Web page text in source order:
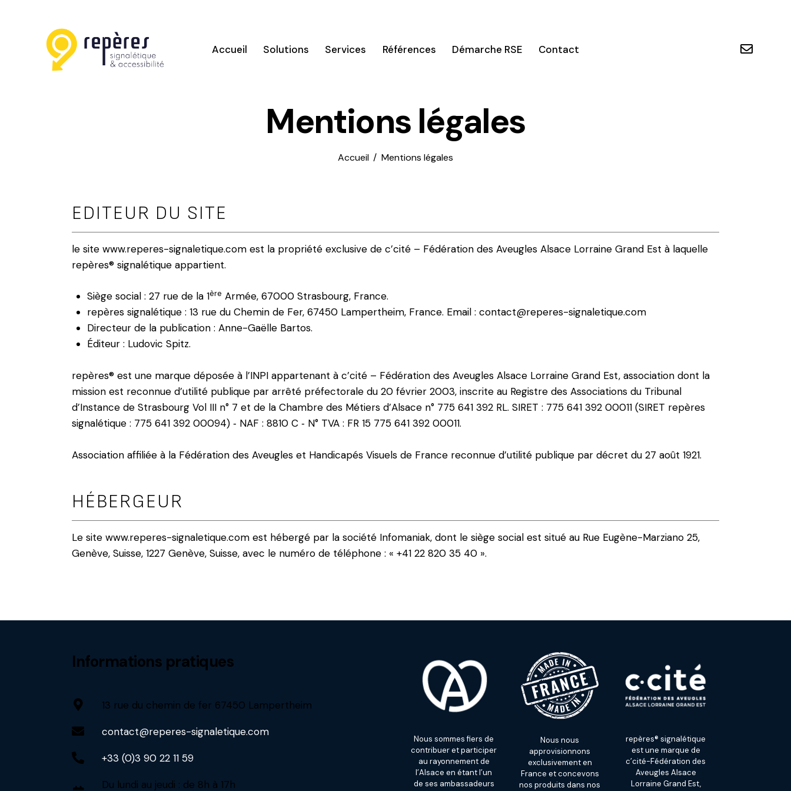
Accueil Solutions Services Références Démarche RSE Contact
Mentions légales
Accueil Mentions légales
EDITEUR DU SITE
le site www.reperes-signaletique.com est la propriété exclusive de c’cité – Fédération des Aveugles Alsace Lorraine Grand Est à laquelle
repères® signalétique appartient.
Siège social : 27 rue de la 1ère Armée, 67000 Strasbourg, France.
repères signalétique : 13 rue du Chemin de Fer, 67450 Lampertheim, France. Email : contact@reperes-signaletique.com
Directeur de la publication : Anne-Gaëlle Bartos.
Éditeur : Ludovic Spitz.
repères® est une marque déposée à l’INPI appartenant à c’cité – Fédération des Aveugles Alsace Lorraine Grand Est, association dont la
mission est reconnue d’utilité publique par arrêté préfectorale du 20 février 2003, inscrite au Registre des Associations du Tribunal
d’Instance de Strasbourg Vol III n° 7 et de la Chambre des Métiers d’Alsace n° 775 641 392 RL. SIRET : 775 641 392 00011 (SIRET repères
signalétique : 775 641 392 00094) ‐ NAF : 8810 C ‐ N° TVA : FR 15 775 641 392 00011.
Association affiliée à la Fédération des Aveugles et Handicapés Visuels de France reconnue d’utilité publique par décret du 27 août 1921.
HÉBERGEUR
Le site www.reperes-signaletique.com est hébergé par la société Infomaniak, dont le siège social est situé au Rue Eugène-Marziano 25,
Genève, Suisse, 1227 Genève, Suisse, avec le numéro de téléphone : « +41 22 820 35 40 ».
Informations pratiques
13 rue du chemin de fer 67450 Lampertheim
contact@reperes-signaletique.com
+33 (0)3 90 22 11 59
Du lundi au jeudi : de 8h à 17h
Nous sommes fiers de
contribuer et participer
au rayonnement de
l’Alsace en étant l’un
de ses ambassadeurs
Nous nous
approvisionnons
exclusivement en
France et concevons
nos produits dans nos
repères® signalétique
est une marque de
c’cité-Fédération des
Aveugles Alsace
Lorraine Grand Est,